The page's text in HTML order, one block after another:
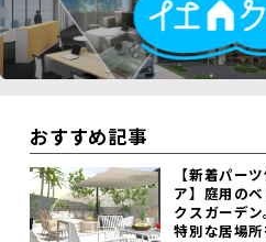
おすすめ記事
【新着パー
ア】庭用の
クスガーデ
特別な居場所